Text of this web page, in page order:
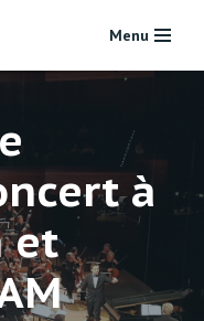
Menu
à
et